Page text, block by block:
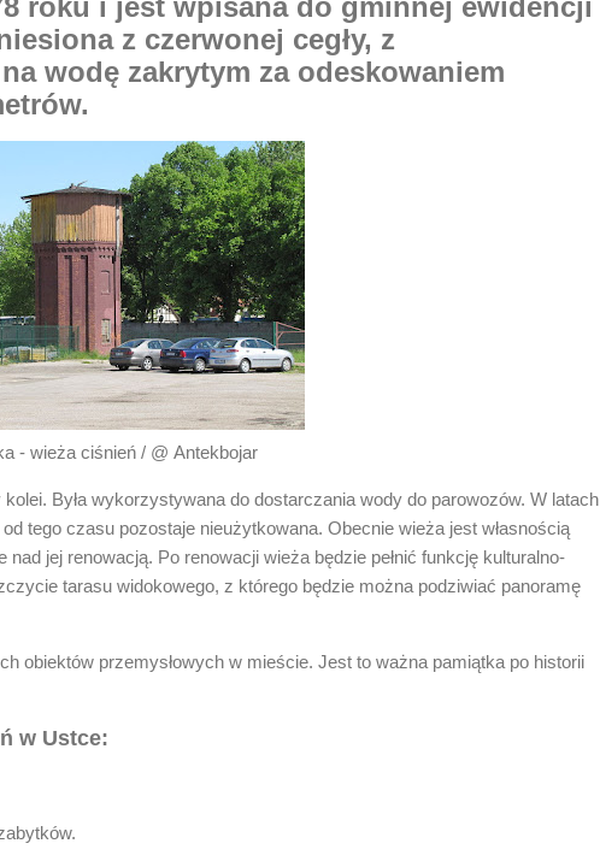
z czerwonej cegły, z
wodę zakrytym za odeskowaniem
- wieża ciśnień / @ Antekbojar
Była wykorzystywana do dostarczania wody do parowozów. W latach
tego czasu pozostaje nieużytkowana. Obecnie wieża jest własnością
jej renowacją. Po renowacji wieża będzie pełnić funkcję kulturalno-
tarasu widokowego, z którego będzie można podziwiać panoramę
obiektów przemysłowych w mieście. Jest to ważna pamiątka po historii
w Ustce: